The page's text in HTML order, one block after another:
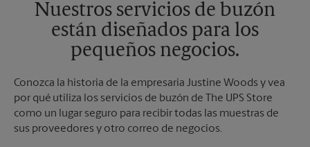
Nuestros servicios de buzón
están diseñados para los
pequeños negocios.
Conozca la historia de la empresaria Justine Woods y vea
por qué utiliza los servicios de buzón de The UPS Store
como un lugar seguro para recibir todas las muestras de
sus proveedores y otro correo de negocios.